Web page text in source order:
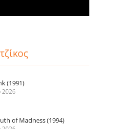
(1991)
2026
of Madness (1994)